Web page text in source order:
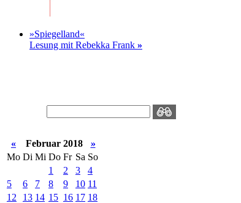
»Spiegelland«
Lesung mit Rebekka Frank »
« Februar 2018
»
Mo Di Mi Do Fr Sa So
1
2 3
4
5
6 7 8 9 10 11
12
13 14 15 16 17 18